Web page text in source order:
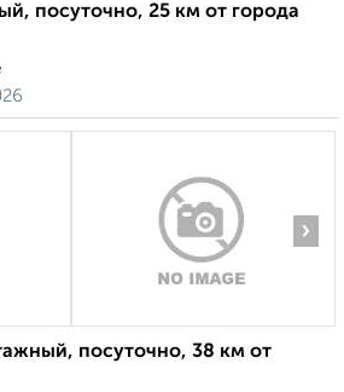
посуточно, 25 км от города
›
посуточно, 38 км от